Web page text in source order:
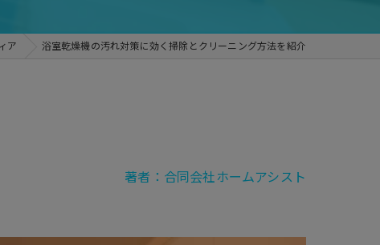
ア 浴室乾燥機の汚れ対策に効く掃除とクリーニング方法を紹介
著者：合同会社ホームアシスト